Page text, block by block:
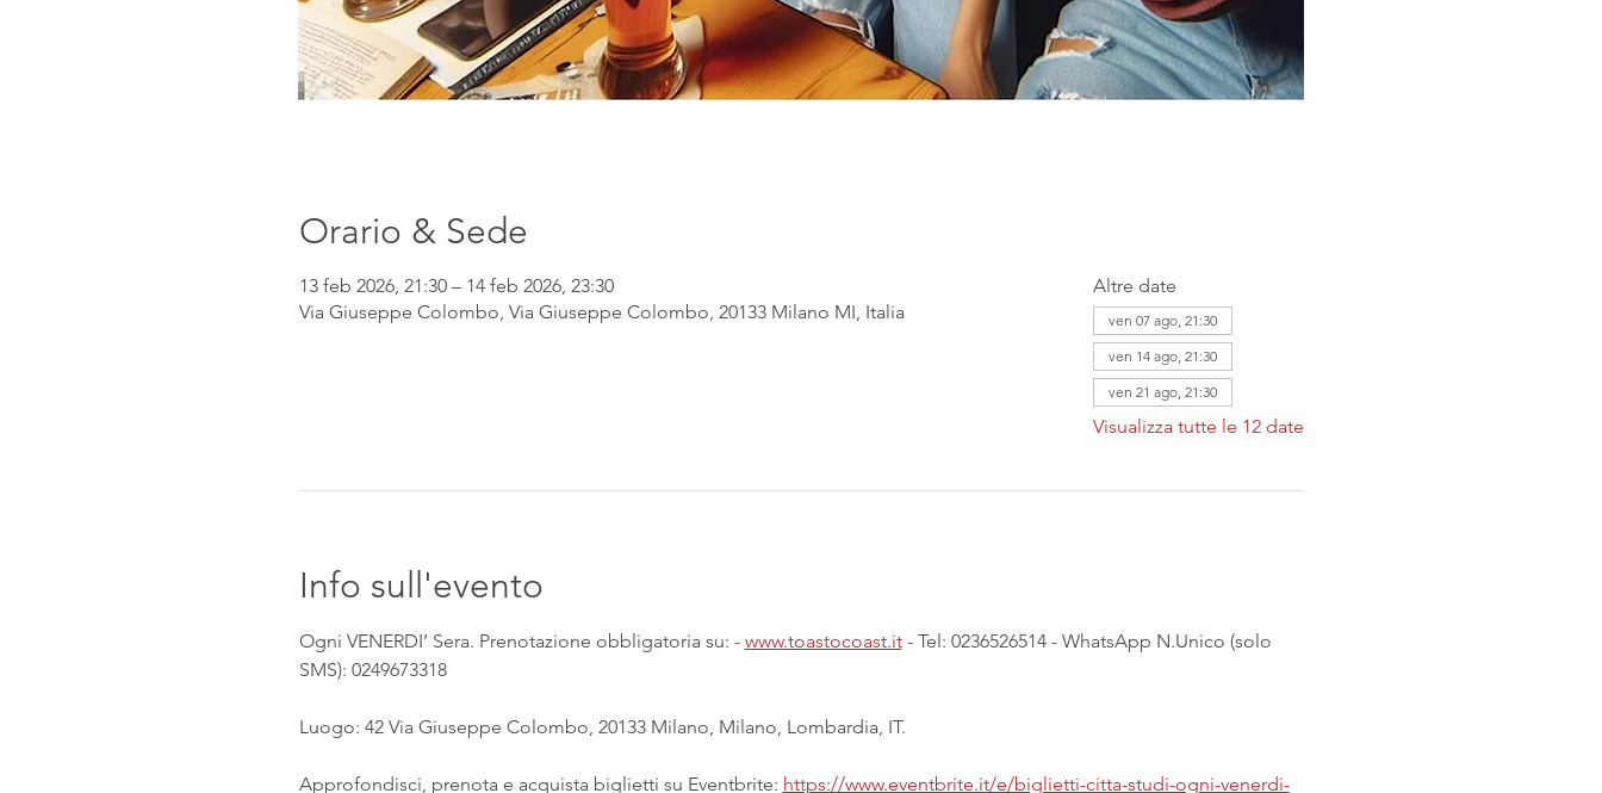
Orario & Sede
13 feb 2026, 21:30 – 14 feb 2026, 23:30
Via Giuseppe Colombo, Via Giuseppe Colombo, 20133 Milano MI, Italia
Altre date
ven 07 ago, 21:30
ven 14 ago, 21:30
ven 21 ago, 21:30
Visualizza tutte le 12 date
Info sull'evento
Ogni VENERDI’ Sera. Prenotazione obbligatoria su: - www.toastocoast.it - Tel: 0236526514 - WhatsApp N.Unico (solo
SMS): 0249673318
Luogo: 42 Via Giuseppe Colombo, 20133 Milano, Milano, Lombardia, IT.
Approfondisci, prenota e acquista biglietti su Eventbrite: https://www.eventbrite.it/e/biglietti-citta-studi-ogni-venerdi-